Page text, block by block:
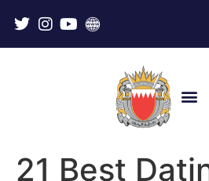
21 Best